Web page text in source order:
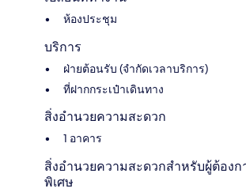
ห้องประชุม
บริการ
ฝ่ายต้อนรับ (จำกัดเวลาบริการ)
ที่ฝากกระเป๋าเดินทาง
สิ่งอำนวยความสะดวก
1 อาคาร
สิ่งอำนวยความสะดวกสำหรับผู้ต้องก
พิเศษ